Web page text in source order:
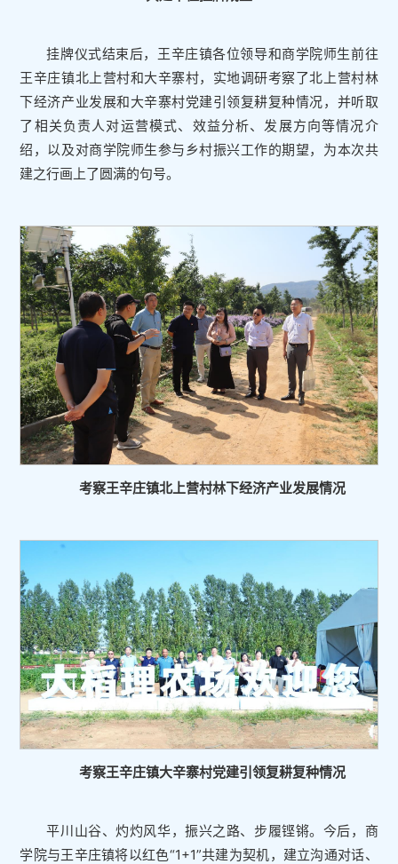
挂牌仪式结束后，王辛庄镇各位领导和商学院师生前往
王辛庄镇北上营村和大辛寨村，实地调研考察了北上营村林
下经济产业发展和大辛寨村党建引领复耕复种情况，并听取
了相关负责人对运营模式、效益分析、发展方向等情况介
绍，以及对商学院师生参与乡村振兴工作的期望，为本次共
建之行画上了圆满的句号。
考察王辛庄镇北上营村林下经济产业发展情况
考察王辛庄镇大辛寨村党建引领复耕复种情况
平川山谷、灼灼风华，振兴之路、步履铿锵。今后，商
学院与王辛庄镇将以红色“1+1”共建为契机，建立沟通对话、